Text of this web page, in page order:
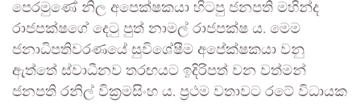
පෙරමුණේ නිල අපෙක්ෂකයා හිටපු ජනපති මහින්ද
රාජපක්ෂගේ දෙටු පුත් නාමල් රාජපක්ෂ ය. මෙම
ජනාධිපතිවරණයේ සුවිශේෂීම අපේක්ෂකයා වනු
ඇත්තේ ස්වාධීනව තරඟයට ඉදිරිපත් වන වත්මන්
ජනපති රනිල් වික්‍රමසිංහ ය. ප්‍රථම වතාවට රටේ විධායක